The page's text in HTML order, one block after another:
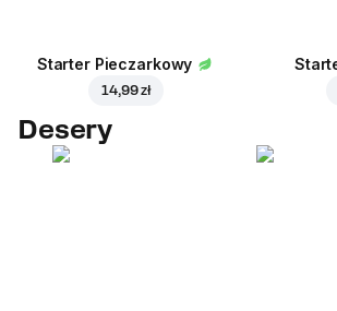
Starter Pieczarkowy
14,99 zł
Desery